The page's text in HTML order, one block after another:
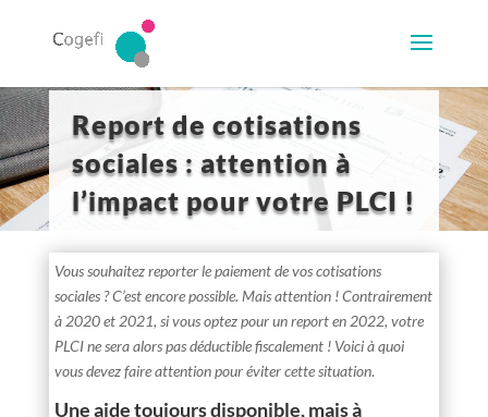
Report de cotisations
sociales : attention à
l’impact pour votre PLCI !
Vous souhaitez reporter le paiement de vos cotisations
sociales ? C’est encore possible. Mais attention ! Contrairement
à 2020 et 2021, si vous optez pour un report en 2022, votre
PLCI ne sera alors pas déductible fiscalement ! Voici à quoi
vous devez faire attention pour éviter cette situation.
Une aide toujours disponible, mais à